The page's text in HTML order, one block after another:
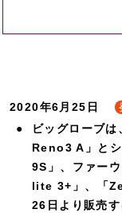
2020年6月25日
ビッグローブ
Reno3 A」と
9S」、ファー
lite 3+」、「
26日より販売す